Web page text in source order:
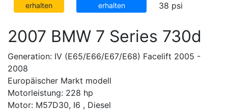
erhalten
erhalten
38 psi
2007 BMW 7 Series 730d
Generation: IV (E65/E66/E67/E68) Facelift 2005 -
2008
Europäischer Markt modell
Motorleistung: 228 hp
Motor: M57D30, I6 , Diesel